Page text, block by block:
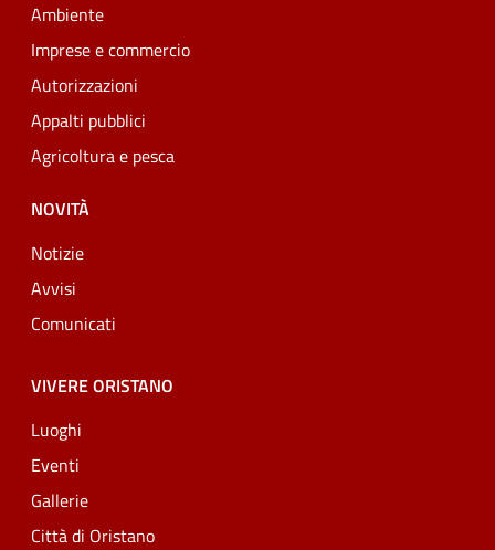
Ambiente
Imprese e commercio
Autorizzazioni
Appalti pubblici
Agricoltura e pesca
NOVITÀ
Notizie
Avvisi
Comunicati
VIVERE ORISTANO
Luoghi
Eventi
Gallerie
Città di Oristano